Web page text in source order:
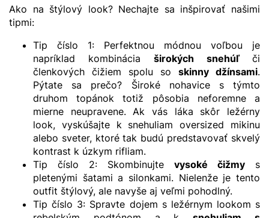
Ako na štýlový look? Nechajte sa inšpirovať našimi
tipmi:
Tip číslo 1: Perfektnou módnou voľbou je
napríklad kombinácia širokých snehúľ či
členkových čižiem spolu so skinny džínsami.
Pýtate sa prečo? Široké nohavice s týmto
druhom topánok totiž pôsobia neforemne a
mierne neupravene. Ak vás láka skôr ležérny
look, vyskúšajte k snehuliam oversized mikinu
alebo sveter, ktoré tak budú predstavovať skvelý
kontrast k úzkym rifliam.
Tip číslo 2: Skombinujte vysoké čižmy s
pletenými šatami a silonkami. Nielenže je tento
outfit štýlový, ale navyše aj veľmi pohodlný.
Tip číslo 3: Spravte dojem s ležérnym lookom s